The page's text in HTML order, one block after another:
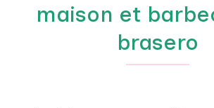
maison et
brasero